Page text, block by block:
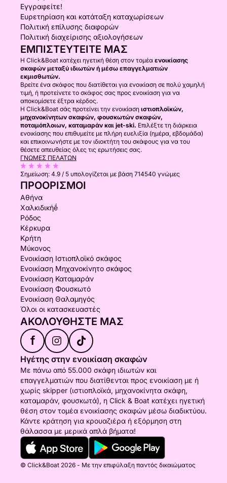
Εγγραφείτε!
Ευρετηρίαση και κατάταξη καταχωρίσεων
Πολιτική επίλυσης διαφορών
Πολιτική διαχείρισης αξιολογήσεων
ΕΜΠΙΣΤΕΥΤΕΊΤΕ ΜΑΣ
Η Click&Boat κατέχει ηγετική θέση στον τομέα ενοικίασης
σκαφών μεταξύ ιδιωτών ή μέσω επαγγελματιών
εκμισθωτών.
Βρείτε ένα σκάφος που διατίθεται για ενοικίαση σε πολύ χαμηλή
τιμή, ή προτείνετε το σκάφος σας προς ενοικίαση για να
αποκομίσετε έξτρα κέρδος.
Η Click&Boat σάς προτείνει την ενοικίαση ιστιοπλοϊκών,
μηχανοκίνητων σκαφών, φουσκωτών σκαφών,
ποταμόπλοιων, καταμαράν και jet-ski. Επιλέξτε τη διάρκεια
ενοικίασης που επιθυμείτε με πλήρη ευελιξία (ημέρα, εβδομάδα)
και επικοινωνήστε με τον ιδιοκτήτη του σκάφους για να του
θέσετε απευθείας όλες τις ερωτήσεις σας.
ΓΝΏΜΕΣ ΠΕΛΑΤΏΝ
Σημείωση: 4.9 / 5 υπολογίζεται με βάση 714540 γνώμες
ΠΡΟΟΡΙΣΜΟΊ
Αθήνα
Χαλκιδικήḗ
Ρόδος
Κέρκυρα
Κρήτη
Μύκονος
Ενοικίαση Ιστιοπλοϊκό σκάφος
Ενοικίαση Μηχανοκίνητο σκάφος
Ενοικίαση Καταμαράν
Ενοικίαση Φουσκωτό
Ενοικίαση Θαλαμηγός
Όλοι οι κατασκευαστές
ΑΚΟΛΟΥΘΉΣΤΕ ΜΑΣ
f
Ηγέτης στην ενοικίαση σκαφών
Με πάνω από 55.000 σκάφη ιδιωτών και
επαγγελματιών που διατίθενται προς ενοικίαση με ή
χωρίς skipper (ιστιοπλοϊκά, μηχανοκίνητα σκάφη,
καταμαράν, φουσκωτά), η Click & Boat κατέχει ηγετική
θέση στον τομέα ενοικίασης σκαφών μέσω διαδικτύου.
Κάντε κράτηση για κρουαζιέρα ή εξόρμηση στη
θάλασσα με μερικά απλά βήματα!
© Click&Boat 2026 - Με την επιφύλαξη παντός δικαιώματος